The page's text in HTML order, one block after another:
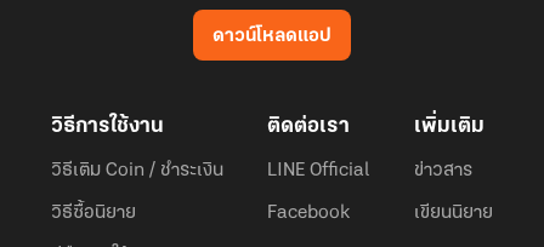
ดาวน์โหลดแอป
วิธีการใช้งาน
วิธีเติม Coin / ชำระเงิน
วิธีซื้อนิยาย
ติดต่อเรา
LINE Official
Facebook
เพิ่มเติม
ข่าวสาร
เขียนนิยาย